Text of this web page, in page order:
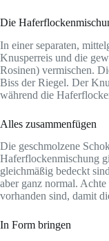
Die
In einer separaten,
Knusperreis und die
Rosinen) vermischen.
Biss der Riegel. Der
während die
Alles zusammenfügen
Die geschmolzene
Haferflockenmischung
gleichmäßig bedeckt
aber ganz normal.
vorhanden sind, damit
In Form bringen